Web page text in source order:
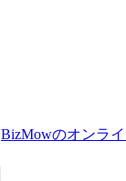
BizMowのオンラ